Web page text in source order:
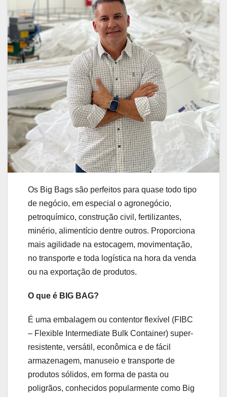
Os Big Bags são perfeitos para quase todo tipo
de negócio, em especial o agronegócio,
petroquímico, construção civil, fertilizantes,
minério, alimentício dentre outros. Proporciona
mais agilidade na estocagem, movimentação,
no transporte e toda logística na hora da venda
ou na exportação de produtos.
O que é BIG BAG?
É uma embalagem ou contentor flexível (FIBC
– Flexible Intermediate Bulk Container) super-
resistente, versátil, econômica e de fácil
armazenagem, manuseio e transporte de
produtos sólidos, em forma de pasta ou
poligrãos, conhecidos popularmente como Big